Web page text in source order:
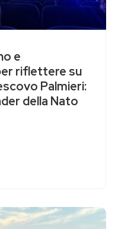
e
riflettere su
Palmieri:
della Nato